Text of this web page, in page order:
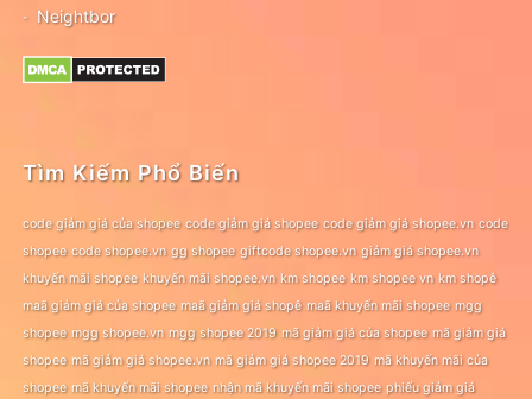
Neightbor
Tìm Kiếm Phổ Biến
code giảm giá của shopee code giảm giá shopee code giảm giá shopee.vn code
shopee code shopee.vn gg shopee giftcode shopee.vn giảm giá shopee.vn
khuyến mãi shopee khuyến mãi shopee.vn km shopee km shopee vn km shopê
maã giảm giá của shopee maã giảm giá shopê maã khuyến mãi shopee mgg
shopee mgg shopee.vn mgg shopee 2019 mã giảm giá của shopee mã giảm giá
shopee mã giảm giá shopee.vn mã giảm giá shopee 2019 mã khuyến mãi của
shopee mã khuyến mãi shopee nhận mã khuyến mãi shopee phiếu giảm giá